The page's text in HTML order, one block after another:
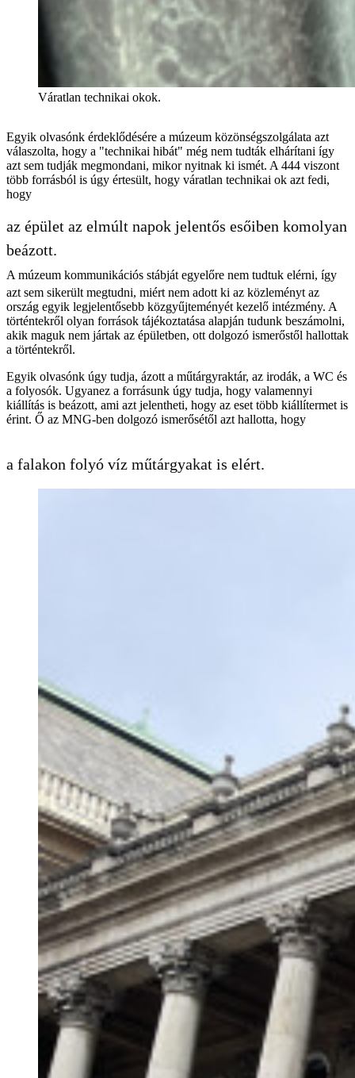
Váratlan technikai okok.
Egyik olvasónk érdeklődésére a múzeum közönségszolgálata azt
válaszolta, hogy a "technikai hibát" még nem tudták elhárítani így
azt sem tudják megmondani, mikor nyitnak ki ismét. A 444 viszont
több forrásból is úgy értesült, hogy váratlan technikai ok azt fedi,
hogy
az épület az elmúlt napok jelentős esőiben komolyan
beázott.
A múzeum kommunikációs stábját egyelőre nem tudtuk elérni, így
azt sem sikerült megtudni, miért nem adott ki az közleményt az
ország egyik legjelentősebb közgyűjteményét kezelő intézmény. A
történtekről olyan források tájékoztatása alapján tudunk beszámolni,
akik maguk nem jártak az épületben, ott dolgozó ismerőstől hallottak
a történtekről.
Egyik olvasónk úgy tudja, ázott a műtárgyraktár, az irodák, a WC és
a folyosók. Ugyanez a forrásunk úgy tudja, hogy valamennyi
kiállítás is beázott, ami azt jelentheti, hogy az eset több kiállítermet is
érint. Ő az MNG-ben dolgozó ismerősétől azt hallotta, hogy
a falakon folyó víz műtárgyakat is elért.